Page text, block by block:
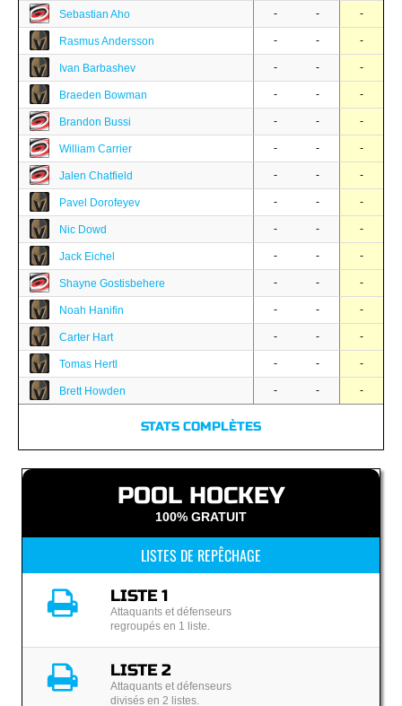
Sebastian Aho - - -
Rasmus Andersson - - -
Ivan Barbashev - - -
Braeden Bowman - - -
Brandon Bussi - - -
William Carrier - - -
Jalen Chatfield - - -
Pavel Dorofeyev - - -
Nic Dowd - - -
Jack Eichel - - -
Shayne Gostisbehere - - -
Noah Hanifin - - -
Carter Hart - - -
Tomas Hertl - - -
Brett Howden - - -
STATS COMPLÈTES
POOL HOCKEY
100% GRATUIT
LISTES DE REPÊCHAGE
LISTE 1
Attaquants et défenseurs
regroupés en 1 liste.
LISTE 2
Attaquants et défenseurs
divisés en 2 listes.